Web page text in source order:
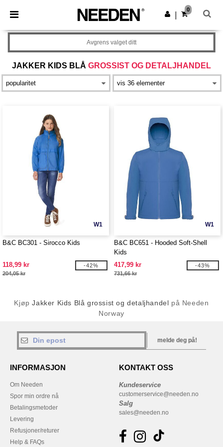
× Needen-app
Bedre priser i appen!
Last ned app
0
JAKKER KIDS BLÅ GROSSIST OG DETALJHANDEL
Avgrens valget ditt
W1
B&C BC301 - Sirocco Kids
118,99 kr
204,05 kr
-42%
W1
B&C BC651 - Hooded Soft-Shell
Kids
417,99 kr
731,66 kr
-43%
KjøpJakker Kids Blå grossist og detaljhandel på Needen
Norway
melde deg på!
INFORMASJON
Om Needen
Spor min ordre nå
Betalingsmetoder
Levering
Refusjoner/returer
Help & FAQs
KONTAKT OSS
Kundeservice
customerservice@needen.no
Salg
sales@needen.no